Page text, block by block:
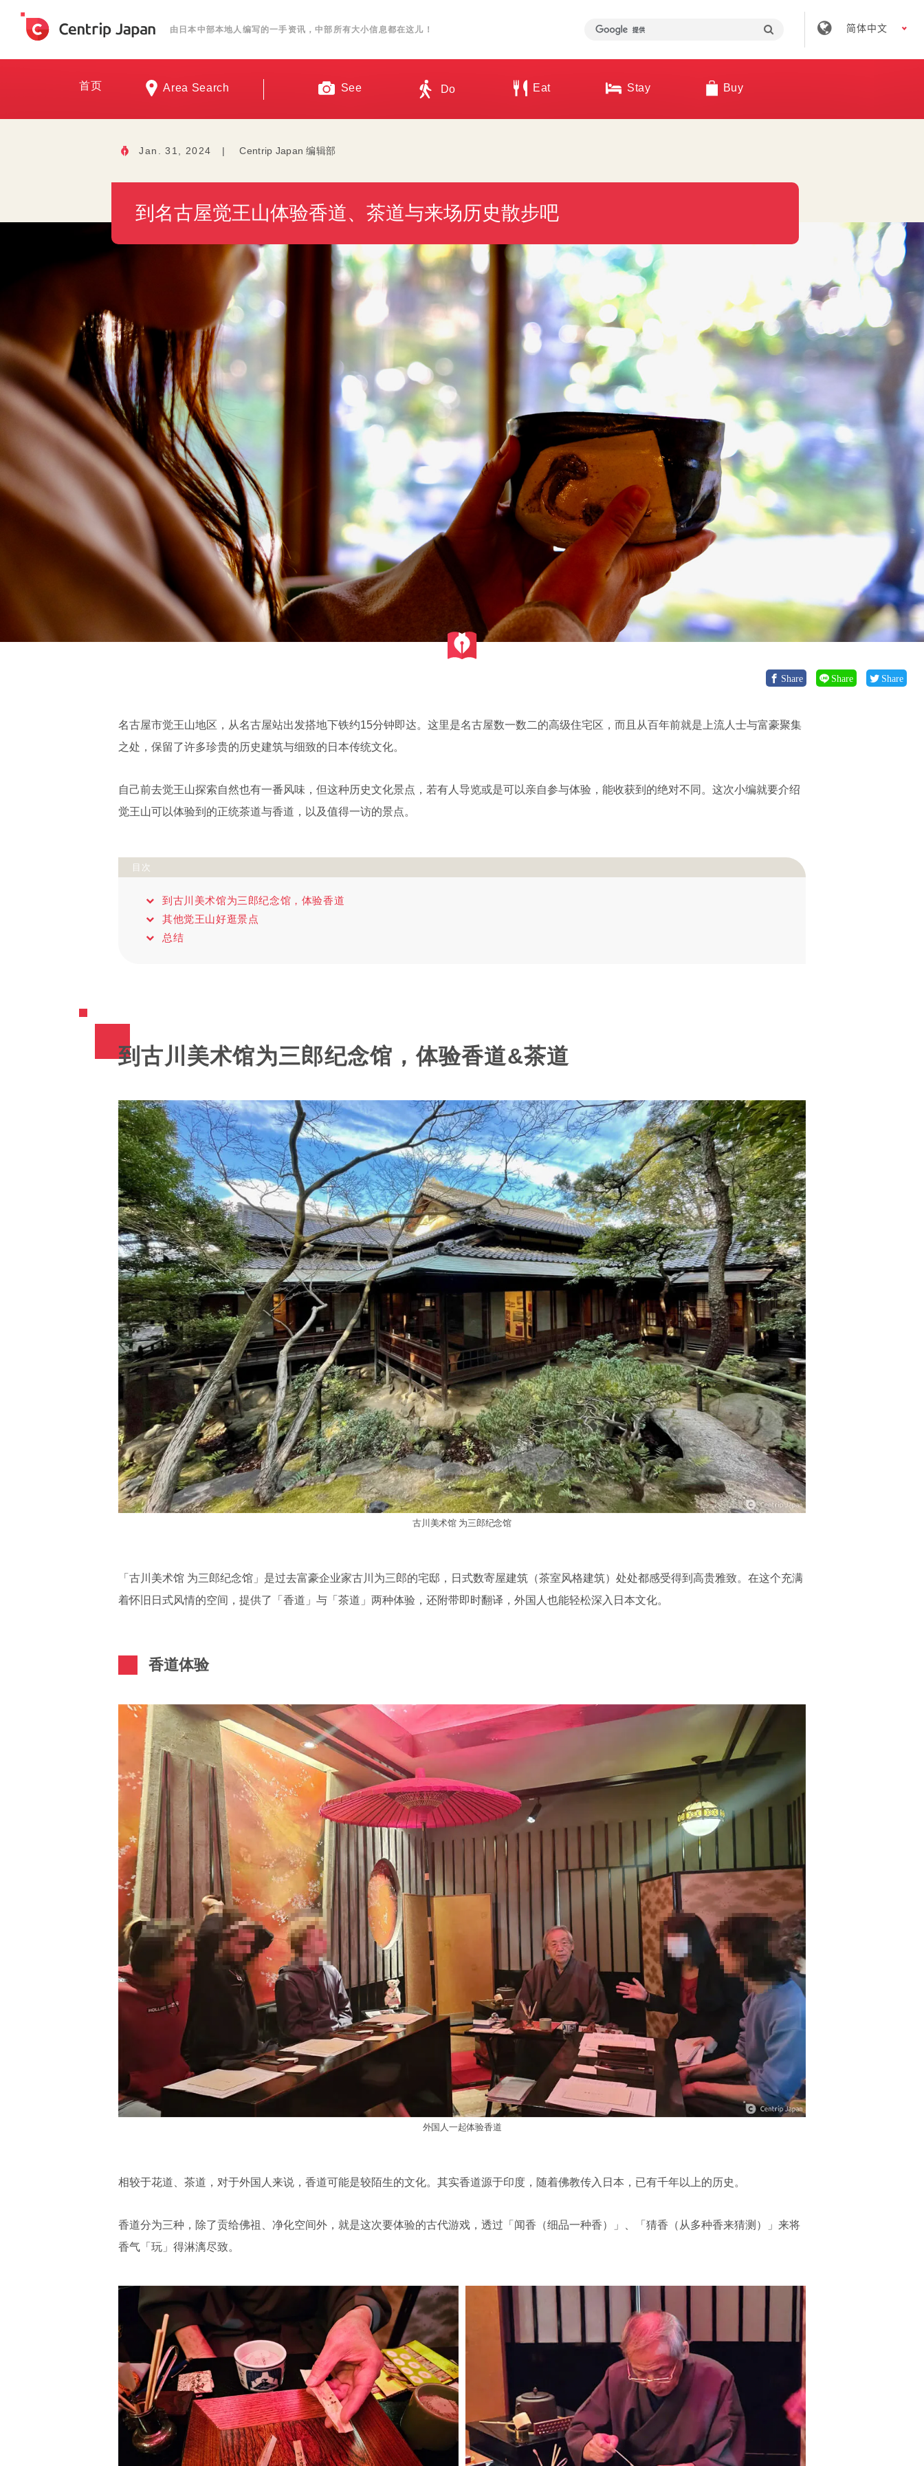
由日本中部本地人编写的一手资讯，中部所有大小信息都在这儿！ 简体中文
首页 Area Search See Do Eat Stay Buy
Jan. 31, 2024 | Centrip Japan 编辑部
到名古屋觉王山体验香道、茶道与来场历史散步吧
Share Share Share
名古屋市觉王山地区，从名古屋站出发搭地下铁约15分钟即达。这里是名古屋数一数二的高级住宅区，而且从百年前就是上流人士与富豪聚集
之处，保留了许多珍贵的历史建筑与细致的日本传统文化。
自己前去觉王山探索自然也有一番风味，但这种历史文化景点，若有人导览或是可以亲自参与体验，能收获到的绝对不同。这次小编就要介绍
觉王山可以体验到的正统茶道与香道，以及值得一访的景点。
目次
到古川美术馆为三郎纪念馆，体验香道
其他觉王山好逛景点
总结
到古川美术馆为三郎纪念馆，体验香道&茶道
古川美术馆 为三郎纪念馆
「古川美术馆 为三郎纪念馆」是过去富豪企业家古川为三郎的宅邸，日式数寄屋建筑（茶室风格建筑）处处都感受得到高贵雅致。在这个充满
着怀旧日式风情的空间，提供了「香道」与「茶道」两种体验，还附带即时翻译，外国人也能轻松深入日本文化。
香道体验
外国人一起体验香道
相较于花道、茶道，对于外国人来说，香道可能是较陌生的文化。其实香道源于印度，随着佛教传入日本，已有千年以上的历史。
香道分为三种，除了贡给佛祖、净化空间外，就是这次要体验的古代游戏，透过「闻香（细品一种香）」、「猜香（从多种香来猜测）」来将
香气「玩」得淋漓尽致。